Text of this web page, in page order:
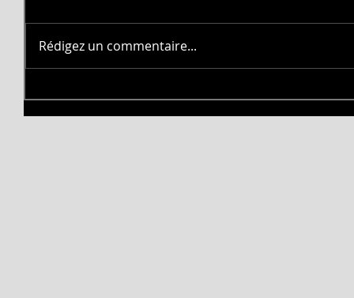
Rédigez un commentaire...